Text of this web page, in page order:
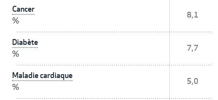
Cancer
%
8,1
Diabète
%
7,7
Maladie cardiaque
%
5,0